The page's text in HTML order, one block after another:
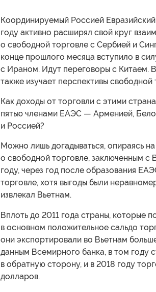
Координируемый Россией
году активно расширял свой круг
о свободной торговле с Сербией и
конце прошлого месяца вступило в
с Ираном. Идут переговоры с Китаем.
также изучает перспективы
Как доходы от торговли с этими
пятью членами ЕАЭС — Арменией,
и Россией?
Можно лишь догадываться, опираясь
о свободной торговле, заключенным с
году, через год после образования
торговле, хотя выгоды были
извлекал Вьетнам.
Вплоть до 2011 года страны, которые
в основном положительное сальдо
они экспортировали во Вьетнам
данным Всемирного банка, в том году
в обратную сторону, и в 2018 году
долларов.